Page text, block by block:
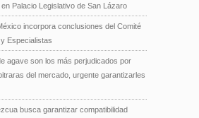
Palacio Legislativo de San Lázaro
incorpora conclusiones del Comité
Especialistas
agave son los más perjudicados por
del mercado, urgente garantizarles
busca garantizar compatibilidad